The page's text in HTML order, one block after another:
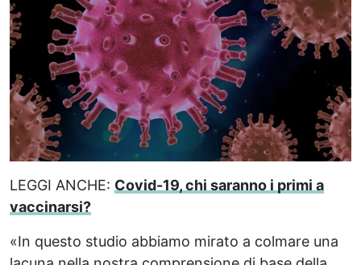
LEGGI ANCHE: Covid-19, chi saranno i primi a
vaccinarsi?
«In questo studio abbiamo mirato a colmare una